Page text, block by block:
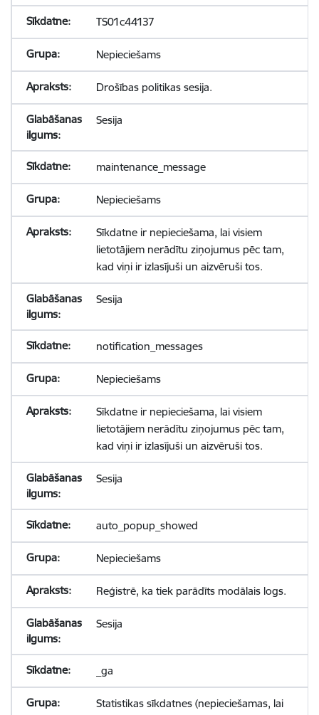
TS01c44137
Nepieciešams
Drošības politikas sesija.
Sesija
maintenance_message
Nepieciešams
Sīkdatne ir nepieciešama, lai visiem
lietotājiem nerādītu ziņojumus pēc tam,
kad viņi ir izlasījuši un aizvēruši tos.
Sesija
notification_messages
Nepieciešams
Sīkdatne ir nepieciešama, lai visiem
lietotājiem nerādītu ziņojumus pēc tam,
kad viņi ir izlasījuši un aizvēruši tos.
Sesija
auto_popup_showed
Nepieciešams
Reģistrē, ka tiek parādīts modālais logs.
Sesija
_ga
Statistikas sīkdatnes (nepieciešamas, lai